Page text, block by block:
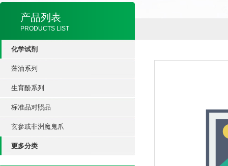
产品列表
PRODUCTS LIST
化学试剂
藻油系列
生育酚系列
标准品对照品
玄参或非洲魔鬼爪
更多分类